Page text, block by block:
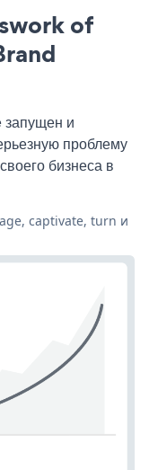
of
и
проблему
бизнеса в
captivate, turn и